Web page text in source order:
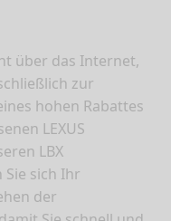
über das Internet,
zur
hohen Rabattes
LEXUS
LBX
sich Ihr
der